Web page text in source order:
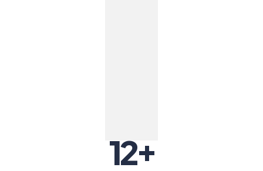
12+